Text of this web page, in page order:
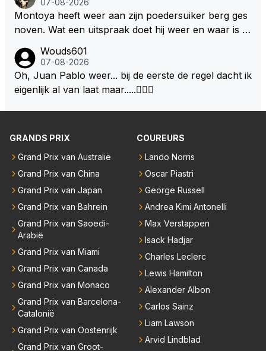
Kijk Max .. Die groene lolly lijkt in het algemeen altijd
lekkerder te zijn maar dat is hij natuurlijk niet .. Daar
om heb ik ook altijd liever een rode. Max, zichtbaar
ontroerd, door de wijze woorden, bedankte Juan vo
or het welgemeende advies .. en ging, na het stoppe
n van een groene lolly in zijn mond, heerlijk slapen ..
el tijd in beslag neemt. Hij zal alle ballen omhoog mo
eten zien te houden of keuzes moeten maken. Aang
ezien zijn contract doorloopt tot en met 28 kan ik m
e voorstellen dat hij daar nu nog niet aan wil denken
en ook af wilt wachten hoe de regel veranderingen
de komende twee jaar gaan zijn. Als het nog steeds
niks is en aanmodderen word dan zou hij zomaar vo
or zijn gezin en eigen team kunnen kiezen.
07-08-2026
Montoya heeft weer aan zijn poedersuiker berg ges
noven. Wat een uitspraak doet hij weer en waar is h
eer een gebakken lucht verhaal Ps: zet in het vervol
g in de header dat montoya het weet scheelde weer
lees werk
Wouds601
07-08-2026
Oh, Juan Pablo weer... bij de eerste de regel dacht ik
eigenlijk al van laat maar.....🤦🏻‍♂️
GRANDS PRIX
Grand Prix van Australië
Grand Prix van China
Grand Prix van Japan
Grand Prix van Bahrein
Grand Prix van Saoedi-
Arabië
Grand Prix van Miami
Grand Prix van Canada
Grand Prix van Monaco
Grand Prix van Barcelona-
Catalonië
Grand Prix van Oostenrijk
Grand Prix van Groot-
COUREURS
Lando Norris
Oscar Piastri
George Russell
Andrea Kimi Antonelli
Max Verstappen
Isack Hadjar
Charles Leclerc
Lewis Hamilton
Alexander Albon
Carlos Sainz
Liam Lawson
Arvid Lindblad